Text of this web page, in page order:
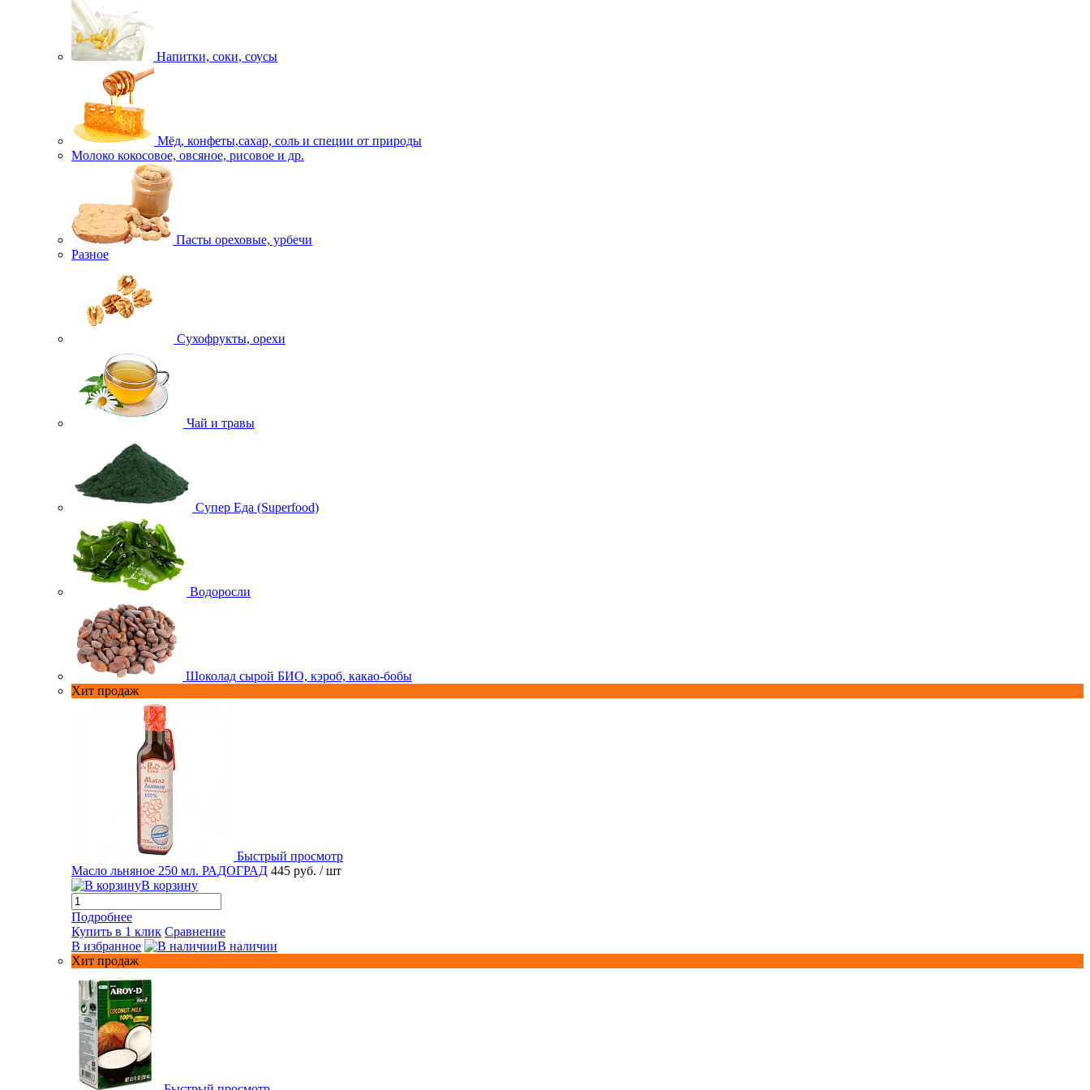
Напитки, соки, соусы
Мёд, конфеты,сахар, соль и специи от природы
Молоко кокосовое, овсяное, рисовое и др.
Пасты ореховые, урбечи
Разное
Сухофрукты, орехи
Чай и травы
Супер Еда (Superfood)
Водоросли
Шоколад сырой БИО, кэроб, какао-бобы
Хит продаж
Быстрый просмотр
Масло льняное 250 мл. РАДОГРАД 445 руб. / шт
В корзину
Подробнее
Купить в 1 клик Сравнение
В избранное
В наличии
Хит продаж